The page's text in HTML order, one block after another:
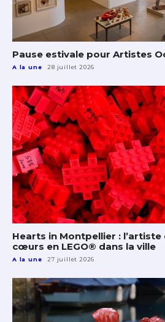
Pause estivale pour Artistes
A la une 28 juillet 2026
Hearts in Montpellier :
cœurs en LEGO® dans la ville
A la une 27 juillet 2026